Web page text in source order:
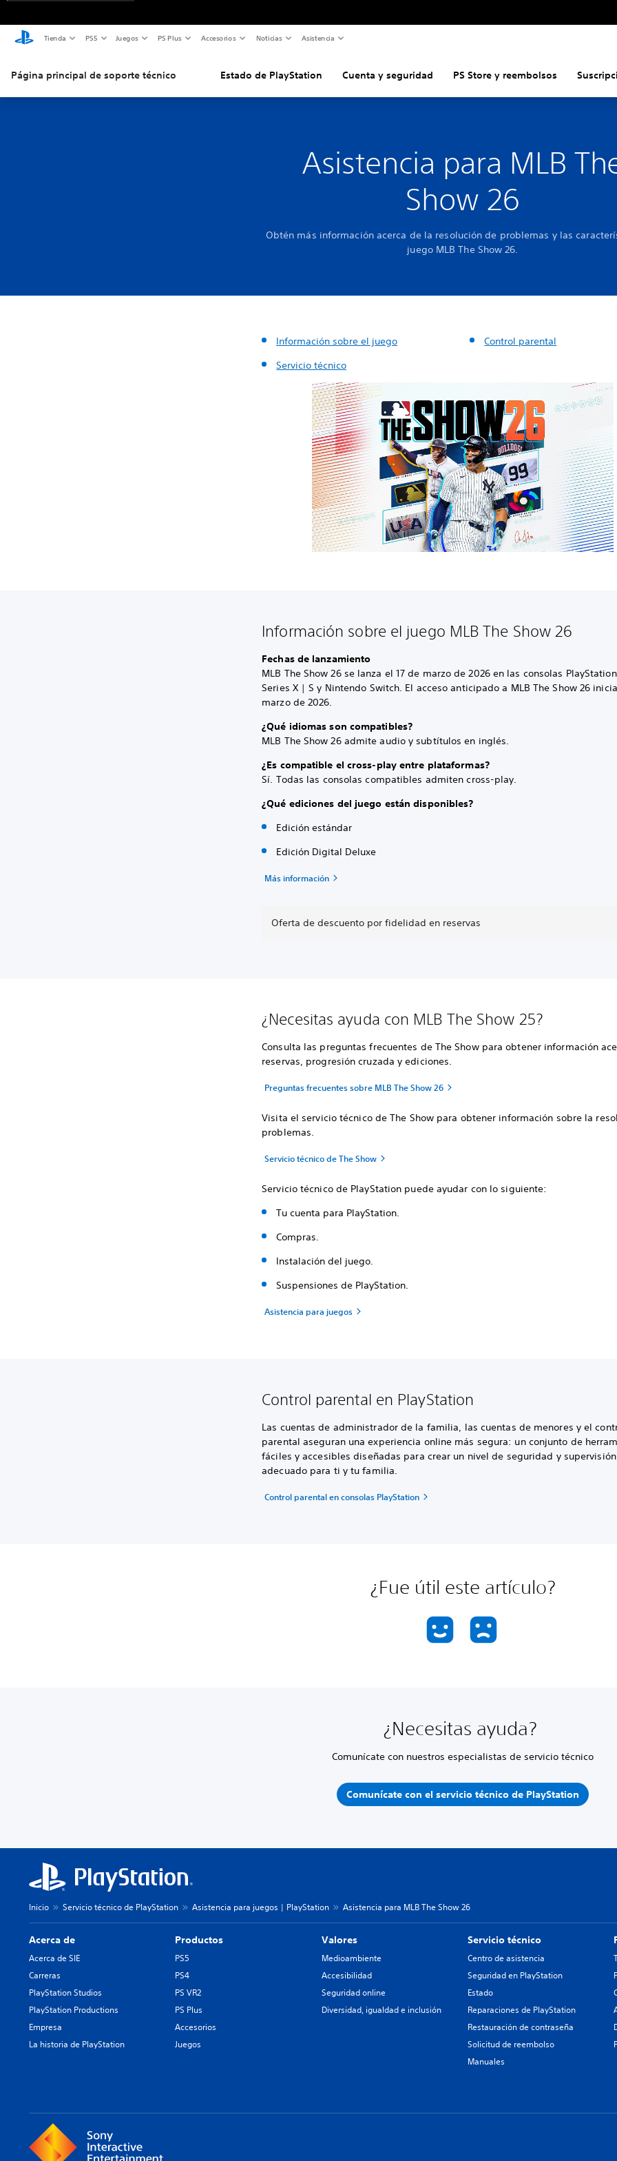
Tienda PS5 Juegos PS Plus Accesorios Noticias Asistencia
Página principal de soporte técnico Estado de PlayStation Cuenta y seguridad PS Store y reembolsos
Asistencia para MLB
Show 26
Obtén más información acerca de la resolución de problemas y las
juego MLB The Show 26.
Información sobre el juego
Servicio técnico
Control parental
Información sobre el juego MLB The Show 26
Fechas de lanzamiento
MLB The Show 26 se lanza el 17 de marzo de 2026 en las consolas
Series X | S y Nintendo Switch. El acceso anticipado a MLB The Show 26
marzo de 2026.
¿Qué idiomas son compatibles?
MLB The Show 26 admite audio y subtítulos en inglés.
¿Es compatible el cross-play entre plataformas?
Sí. Todas las consolas compatibles admiten cross-play.
¿Qué ediciones del juego están disponibles?
Edición estándar
Edición Digital Deluxe
Más información
Oferta de descuento por fidelidad en reservas
¿Necesitas ayuda con MLB The Show 25?
Consulta las preguntas frecuentes de The Show para obtener información
reservas, progresión cruzada y ediciones.
Preguntas frecuentes sobre MLB The Show 26
Visita el servicio técnico de The Show para obtener información sobre la
problemas.
Servicio técnico de The Show
Servicio técnico de PlayStation puede ayudar con lo siguiente:
Tu cuenta para PlayStation.
Compras.
Instalación del juego.
Suspensiones de PlayStation.
Asistencia para juegos
Control parental en PlayStation
Las cuentas de administrador de la familia, las cuentas de menores y el
parental aseguran una experiencia online más segura: un conjunto de
fáciles y accesibles diseñadas para crear un nivel de seguridad y supervisión
adecuado para ti y tu familia.
Control parental en consolas PlayStation
¿Fue útil este artículo?
¿Necesitas ayuda?
Comunícate con nuestros especialistas de servicio técnico
Comunícate con el servicio técnico de PlayStation
Inicio Servicio técnico de PlayStation Asistencia para juegos | PlayStation Asistencia para MLB The Show 26
Acerca de
Acerca de SIE
Carreras
PlayStation Studios
PlayStation Productions
Empresa
La historia de PlayStation
Productos
PS5
PS4
PS VR2
PS Plus
Accesorios
Juegos
Valores
Medioambiente
Accesibilidad
Seguridad online
Diversidad, igualdad e inclusión
Servicio técnico
Centro de asistencia
Seguridad en PlayStation
Estado
Reparaciones de PlayStation
Restauración de contraseña
Solicitud de reembolso
Manuales